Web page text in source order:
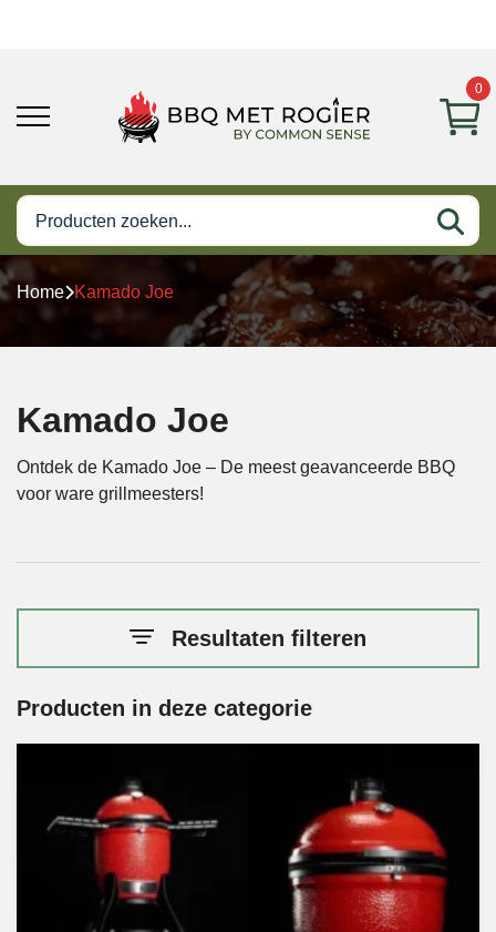
0
Home Kamado Joe
Kamado Joe
Ontdek de Kamado Joe – De meest geavanceerde BBQ
voor ware grillmeesters!
Resultaten filteren
Producten in deze categorie